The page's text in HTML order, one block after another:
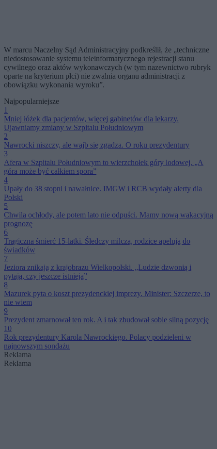
W marcu Naczelny Sąd Administracyjny podkreślił, że „techniczne
niedostosowanie systemu teleinformatycznego rejestracji stanu
cywilnego oraz aktów wykonawczych (w tym nazewnictwo rubryk
oparte na kryterium płci) nie zwalnia organu administracji z
obowiązku wykonania wyroku”.
Najpopularniejsze
1
Mniej łóżek dla pacjentów, więcej gabinetów dla lekarzy.
Ujawniamy zmiany w Szpitalu Południowym
2
Nawrocki niszczy, ale wajb się zgadza. O roku prezydentury
3
Afera w Szpitalu Południowym to wierzchołek góry lodowej. „A
góra może być całkiem spora”
4
Upały do 38 stopni i nawałnice. IMGW i RCB wydały alerty dla
Polski
5
Chwila ochłody, ale potem lato nie odpuści. Mamy nową wakacyjną
prognozę
6
Tragiczna śmierć 15-latki. Śledczy milczą, rodzice apelują do
świadków
7
Jeziora znikają z krajobrazu Wielkopolski. „Ludzie dzwonią i
pytają, czy jeszcze istnieją”
8
Mazurek pyta o koszt prezydenckiej imprezy. Minister: Szczerze, to
nie wiem
9
Prezydent zmarnował ten rok. A i tak zbudował sobie silną pozycję
10
Rok prezydentury Karola Nawrockiego. Polacy podzieleni w
najnowszym sondażu
Reklama
Reklama